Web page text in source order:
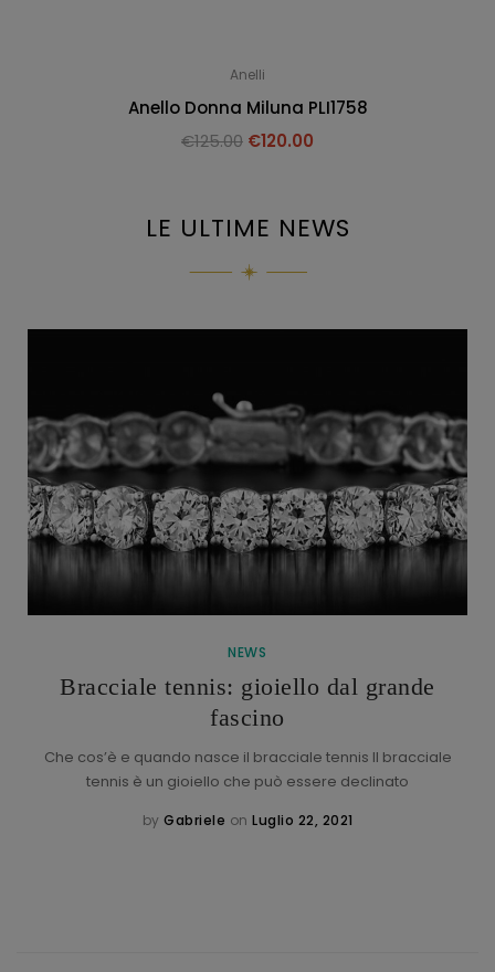
Anelli
Anello Donna Miluna PLI1758
€125.00 €120.00
LE ULTIME NEWS
NEWS
Bracciale tennis: gioiello dal grande
fascino
Che cos’è e quando nasce il bracciale tennis Il bracciale
tennis è un gioiello che può essere declinato
by Gabriele on Luglio 22, 2021